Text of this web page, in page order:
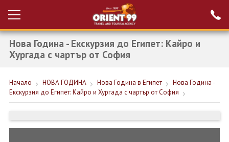
Вход за агенти
Проверка на
НОВА ГОДИНА ТУРЦИЯ
Нова Година - Екскурзия до Египет: Кайро и
Хургада с чартър от София
Начало НОВА ГОДИНА Нова Година в Египет
Нова Година -
Екскурзия до Египет: Кайро и Хургада с чартър от София